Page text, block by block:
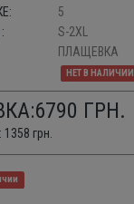
5
S-2XL
ПЛАЩЕВКА
НЕТ В НАЛИЧИИ
6790 ГРН.
1358 грн.